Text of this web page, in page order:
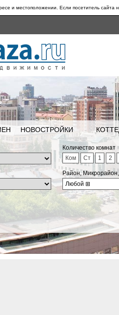
и местоположении. Если посетитель сайта
НОВОСТРОЙКИ
Количество комнат
Ком
Ст 1 2
Район,
Любой ⊞